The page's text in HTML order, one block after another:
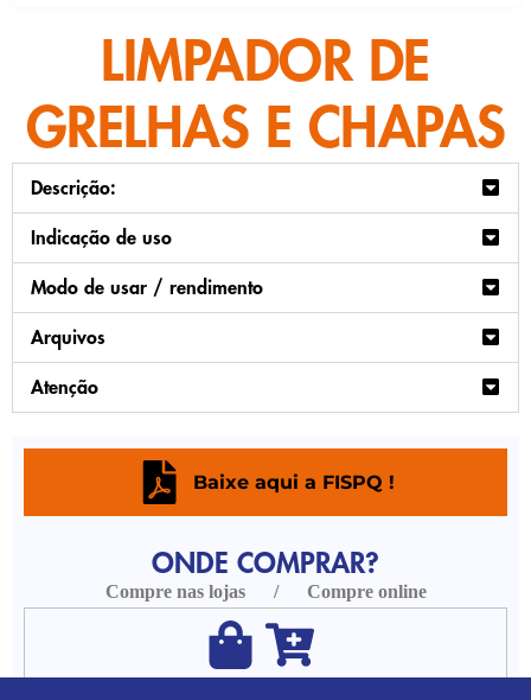
LIMPADOR DE
GRELHAS E CHAPAS
Descrição:
Indicação de uso
Modo de usar / rendimento
Arquivos
Atenção
Baixe aqui a FISPQ !
ONDE COMPRAR?
Compre nas lojas / Compre online